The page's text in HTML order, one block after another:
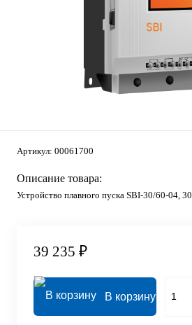
Артикул: 00061700
Описание товара:
Устройство плавного пуска SBI-30/60-04,
39 235 ₽
В корзину